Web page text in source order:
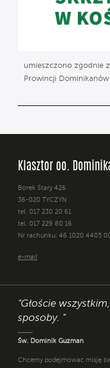
umieszczono zgodnie
Prowincji Dominikanów
Klasztor oo.
Borek Stary 426
36-020 TYCZYN
tel. 017 230 20 61
tel. 017 229 80 16
Nr rachunku: 46 1020 4405
e-mail
"Głoście
sposoby. "
Św. Dominik Guzman
Chcemy podejmować misję